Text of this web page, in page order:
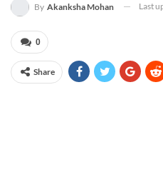
By Akanksha Mohan Last
0
Share